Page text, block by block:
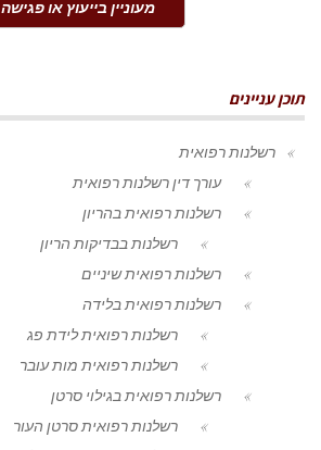
מעוניין בייעוץ או פגישה
תוכן עניינים
רשלנות רפואית
עורך דין רשלנות רפואית
רשלנות רפואית בהריון
רשלנות בבדיקות הריון
רשלנות רפואית שיניים
רשלנות רפואית בלידה
רשלנות רפואית לידת פג
רשלנות רפואית מות עובר
רשלנות רפואית בגילוי סרטן
רשלנות רפואית סרטן העור